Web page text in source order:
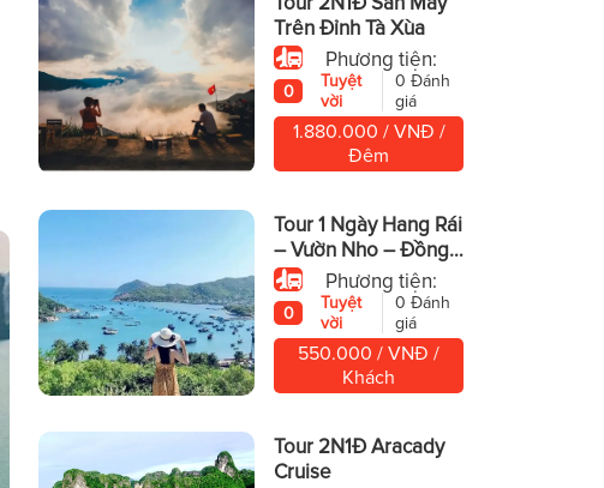
Trên Đỉnh Tà Xùa
Phương tiện:
0
Tuyệt
vời
0 Đánh
giá
1.880.000 / VNĐ /
Đêm
Tour 1 Ngày Hang Rái
– Vườn Nho – Đồng
Cừu
Phương tiện:
0
Tuyệt
vời
0 Đánh
giá
550.000 / VNĐ /
Khách
Tour 2N1Đ Aracady
Cruise